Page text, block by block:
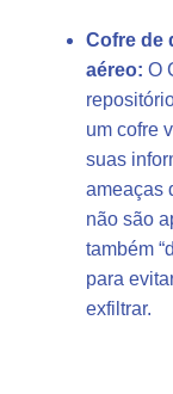
Cofre de
aéreo: O
um cofre
suas
ameaças
não são
também
para
exfiltrar.